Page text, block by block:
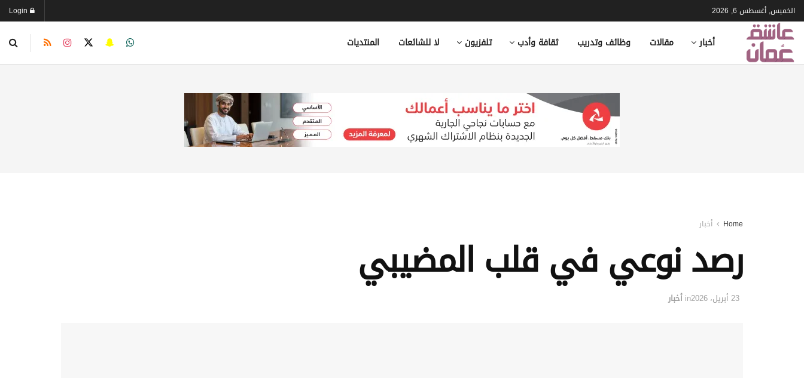
الخميس, أغسطس 6, 2026
أخبار مقالات وظائف وتدريب ثقافة وأدب تلفزيون لا للشائعات المنتديات
Home أخبار
رصد نوعي في قلب المضيبي
23 أبريل، 2026 in أخبار